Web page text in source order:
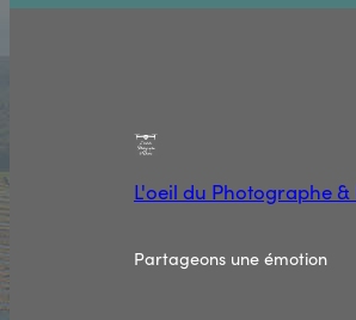
L'oeil du Photographe
Partageons une émotion